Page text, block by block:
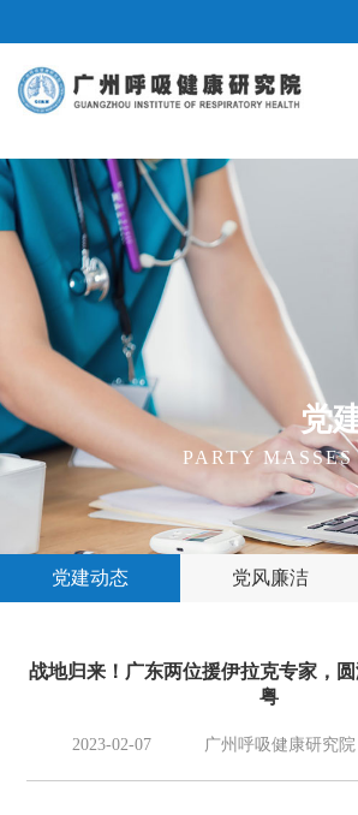
党
PARTY
党建动态 党风廉洁
战地归来！广东两位援伊拉克专家，
粤
2023-02-07 广州呼吸健康研究院